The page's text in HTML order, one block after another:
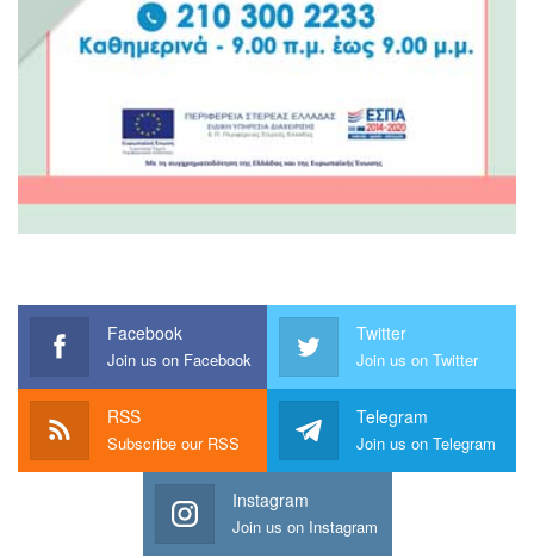
Facebook
Join us on Facebook
Twitter
Join us on Twitter
RSS
Subscribe our RSS
Telegram
Join us on Telegram
Instagram
Join us on Instagram